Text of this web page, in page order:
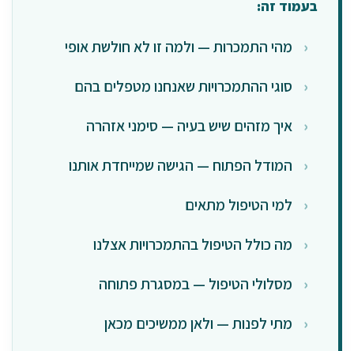
בעמוד זה:
מהי התמכרות — ולמה זו לא חולשת אופי
סוגי ההתמכרויות שאנחנו מטפלים בהם
איך מזהים שיש בעיה — סימני אזהרה
המודל הפתוח — הגישה שמייחדת אותנו
למי הטיפול מתאים
מה כולל הטיפול בהתמכרויות אצלנו
מסלולי הטיפול — במסגרת פתוחה
מתי לפנות — ולאן ממשיכים מכאן